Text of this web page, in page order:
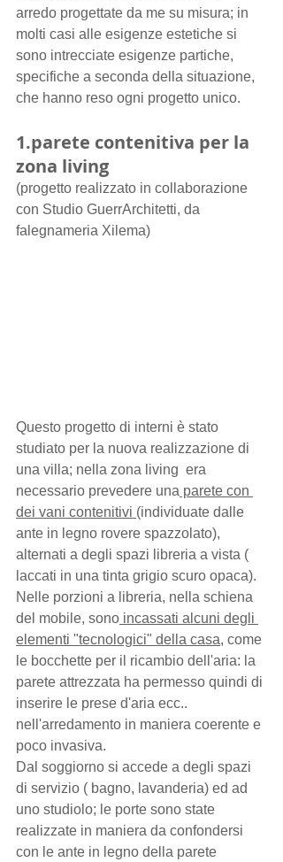
arredo progettate da me su misura; in
molti casi alle esigenze estetiche si
sono intrecciate esigenze partiche,
specifiche a seconda della situazione,
che hanno reso ogni progetto unico.
1.parete contenitiva per la
zona living
(progetto realizzato in collaborazione
con Studio GuerrArchitetti, da
falegnameria Xilema)
Questo progetto di interni è stato
studiato per la nuova realizzazione di
una villa; nella zona living  era
necessario prevedere una parete con
dei vani contenitivi (individuate dalle
ante in legno rovere spazzolato),
alternati a degli spazi libreria a vista (
laccati in una tinta grigio scuro opaca).
Nelle porzioni a libreria, nella schiena
del mobile, sono incassati alcuni degli
elementi "tecnologici" della casa, come
le bocchette per il ricambio dell'aria: la
parete attrezzata ha permesso quindi di
inserire le prese d'aria ecc..
nell'arredamento in maniera coerente e
poco invasiva.
Dal soggiorno si accede a degli spazi
di servizio ( bagno, lavanderia) ed ad
uno studiolo; le porte sono state
realizzate in maniera da confondersi
con le ante in legno della parete